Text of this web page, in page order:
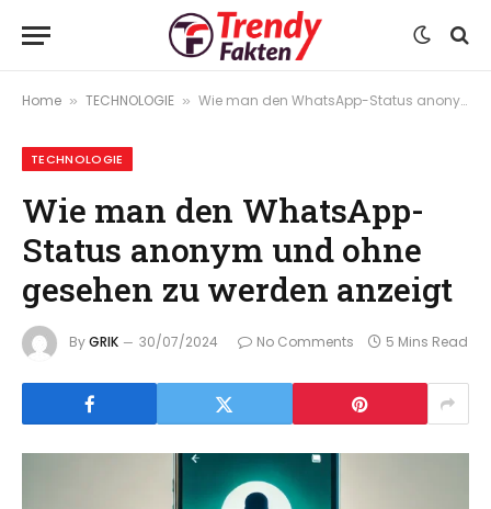
Home » TECHNOLOGIE » Wie man den WhatsApp-Status anonym und ohne gesehen zu werden anzeigt
TECHNOLOGIE
Wie man den WhatsApp-
Status anonym und ohne
gesehen zu werden anzeigt
ByGRIK 30/07/2024 No Comments 5 Mins Read